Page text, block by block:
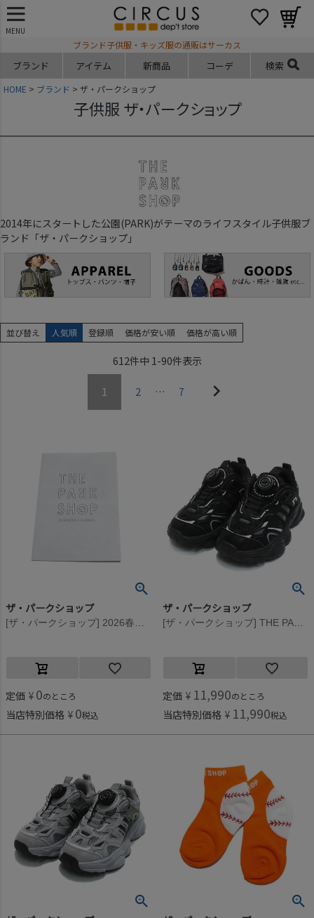
MENU
ブランド子供服・キッズ服の通販はサーカス
ブランド アイテム 新商品 コーデ 検索
HOME ブランド ザ・パークショップ
子供服 ザ・パークショップ
2014年にスタートした公園(PARK)がテーマのライフスタイル子供服ブ
ランド「ザ・パークショップ」
並び替え 人気順 登録順 価格が安い順 価格が高い順
612件中 1-90件表示
1 2 … 7
ザ・パークショップ
定価 ¥ 0のところ
当店特別価格 ¥ 0税込
ザ・パークショップ
定価 ¥ 11,990のところ
当店特別価格 ¥ 11,990税込